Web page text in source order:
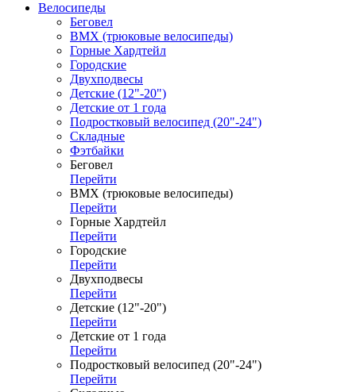
Велосипеды
Беговел
ВМХ (трюковые велосипеды)
Горные Хардтейл
Городские
Двухподвесы
Детские (12"-20")
Детские от 1 года
Подростковый велосипед (20"-24")
Складные
Фэтбайки
Беговел
Перейти
ВМХ (трюковые велосипеды)
Перейти
Горные Хардтейл
Перейти
Городские
Перейти
Двухподвесы
Перейти
Детские (12"-20")
Перейти
Детские от 1 года
Перейти
Подростковый велосипед (20"-24")
Перейти